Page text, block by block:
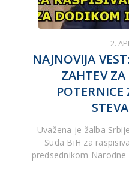
2.
NAJNOVIJA
ZAHTEV ZA
Uvažena je žalba
Suda BiH za
predsednikom Narodne